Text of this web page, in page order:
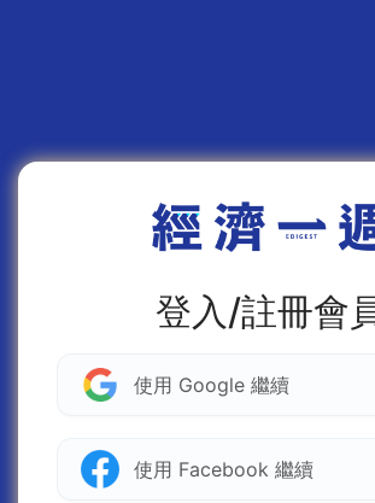
登入/註冊會
使用 Google 繼續
使用 Facebook 繼續